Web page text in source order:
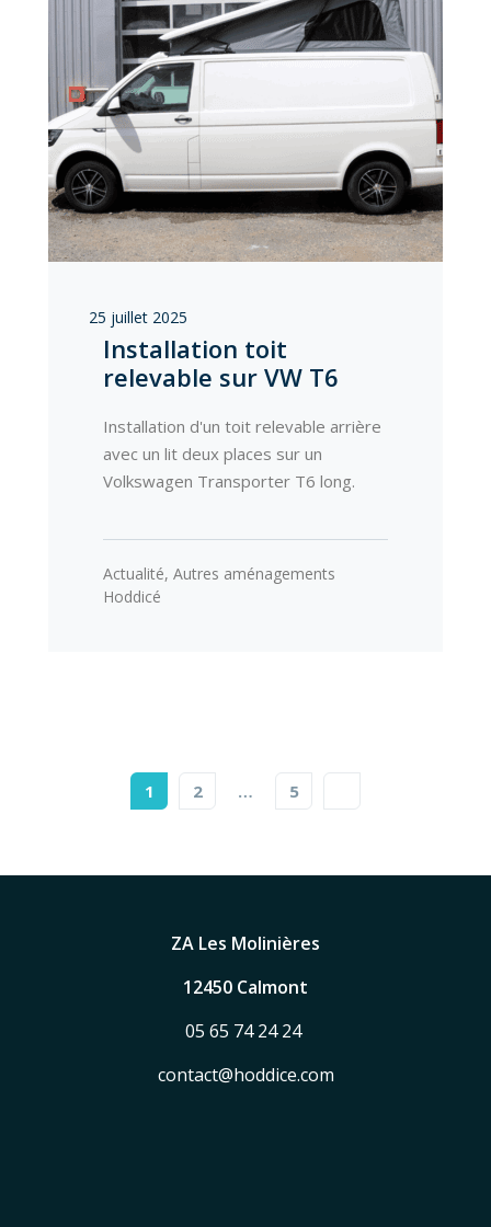
25 juillet 2025
Installation toit
relevable sur VW T6
Installation d'un toit relevable arrière
avec un lit deux places sur un
Volkswagen Transporter T6 long.
Actualité, Autres aménagements
Hoddicé
1 2 … 5
ZA Les Molinières
12450 Calmont
05 65 74 24 24
contact@hoddice.com